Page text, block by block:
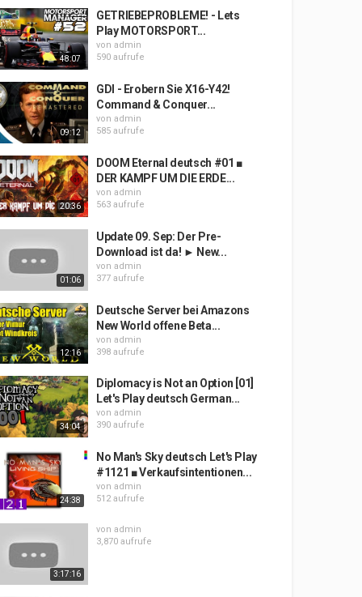
48:07
GETRIEBEPROBLEME! - Lets
Play MOTORSPORT...
von admin
590 aufrufe
09:12
GDI - Erobern Sie X16-Y42!
Command & Conquer...
von admin
585 aufrufe
20:36
DOOM Eternal deutsch #01 ■
DER KAMPF UM DIE ERDE...
von admin
563 aufrufe
01:06
Update 09. Sep: Der Pre-
Download ist da! ► New...
von admin
377 aufrufe
12:16
Deutsche Server bei Amazons
New World offene Beta...
von admin
398 aufrufe
34:04
Diplomacy is Not an Option [01]
Let's Play deutsch German...
von admin
390 aufrufe
24:38
No Man's Sky deutsch Let's Play
#1121 ■ Verkaufsintentionen...
von admin
512 aufrufe
3:17:16
von admin
3,870 aufrufe